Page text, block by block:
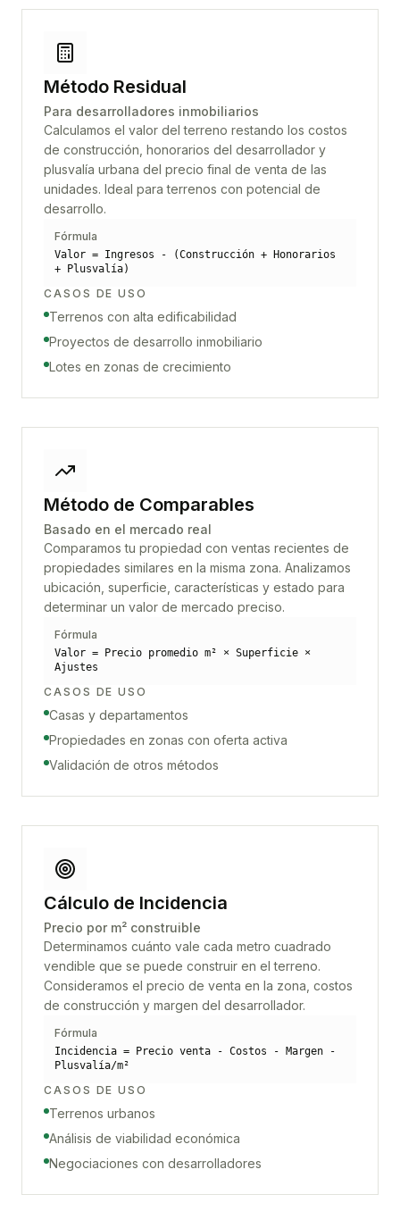
Método Residual
Para desarrolladores inmobiliarios
Calculamos el valor del terreno restando los costos
de construcción, honorarios del desarrollador y
plusvalía urbana del precio final de venta de las
unidades. Ideal para terrenos con potencial de
desarrollo.
Fórmula
Valor = Ingresos - (Construcción + Honorarios
+ Plusvalía)
CASOS DE USO
Terrenos con alta edificabilidad
Proyectos de desarrollo inmobiliario
Lotes en zonas de crecimiento
Método de Comparables
Basado en el mercado real
Comparamos tu propiedad con ventas recientes de
propiedades similares en la misma zona. Analizamos
ubicación, superficie, características y estado para
determinar un valor de mercado preciso.
Fórmula
Valor = Precio promedio m² × Superficie ×
Ajustes
CASOS DE USO
Casas y departamentos
Propiedades en zonas con oferta activa
Validación de otros métodos
Cálculo de Incidencia
Precio por m² construible
Determinamos cuánto vale cada metro cuadrado
vendible que se puede construir en el terreno.
Consideramos el precio de venta en la zona, costos
de construcción y margen del desarrollador.
Fórmula
Incidencia = Precio venta - Costos - Margen -
Plusvalía/m²
CASOS DE USO
Terrenos urbanos
Análisis de viabilidad económica
Negociaciones con desarrolladores